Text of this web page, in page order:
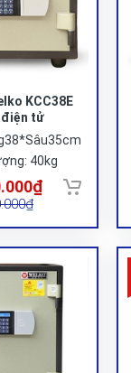
KCC38E
tử
40kg